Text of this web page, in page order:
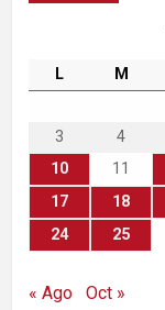
L M
3
4
10
11
17
18
24
25
« Ago Oct »